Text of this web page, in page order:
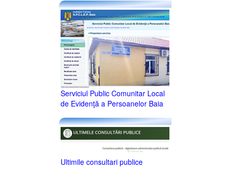
Serviciul Public Comunitar Local
de Evidenţă a Persoanelor Baia
Ultimile consultari publice